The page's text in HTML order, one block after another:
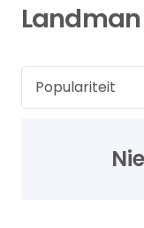
Landman